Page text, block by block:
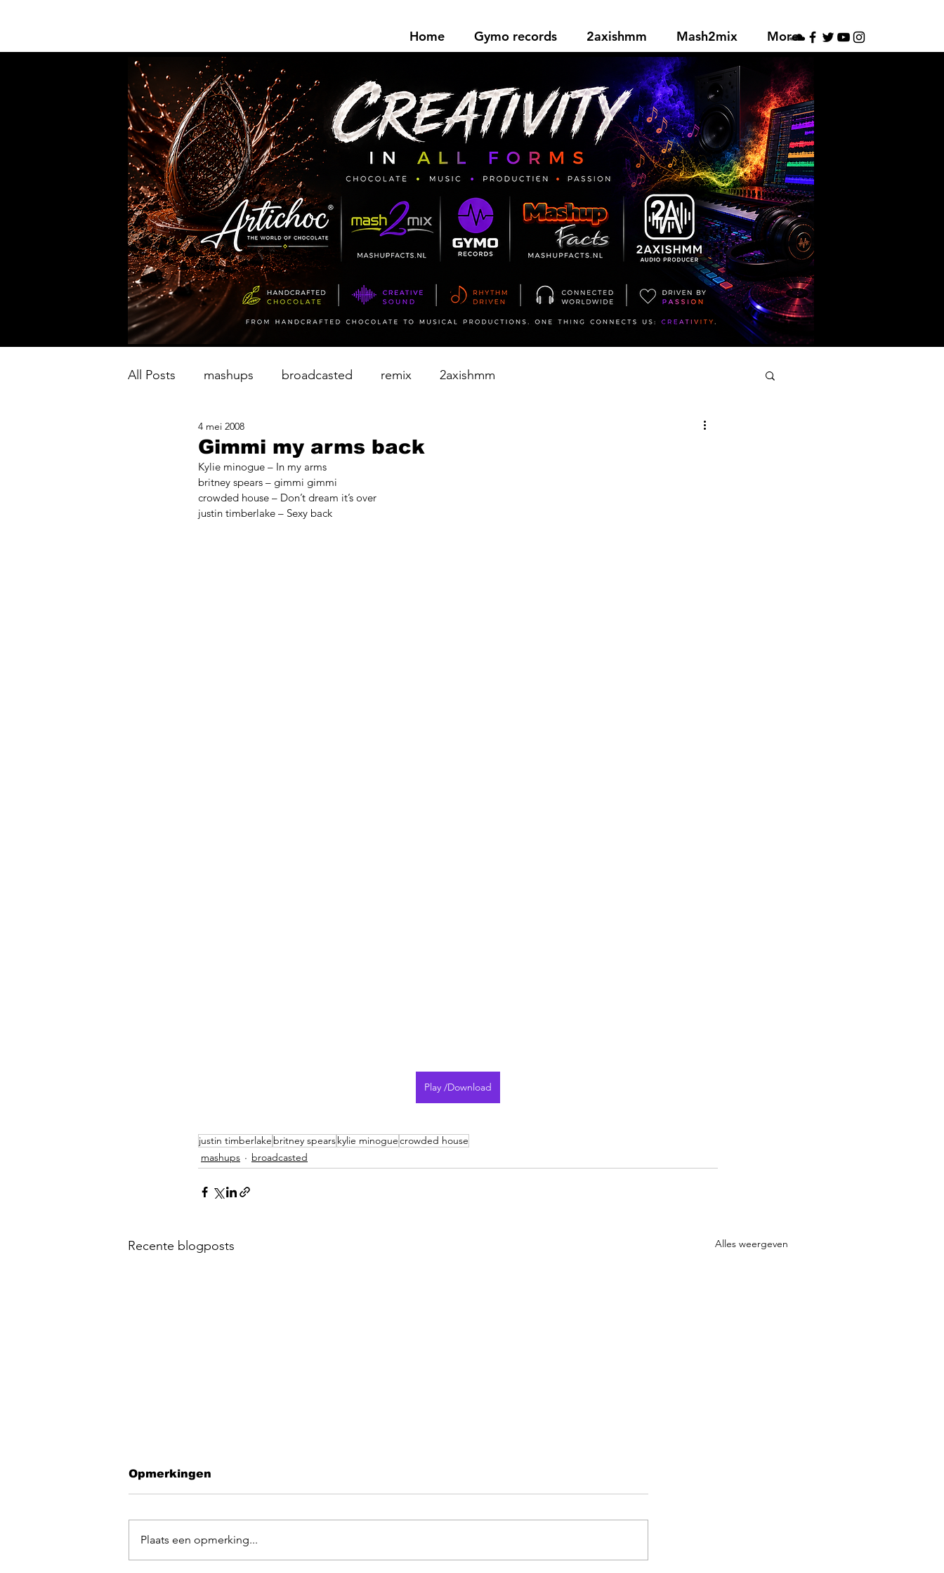
Home Gymo records 2axishmm Mash2mix More
All Posts mashups broadcasted remix 2axishmm
Gimmi my arms back
4 mei 2008
Kylie minogue – In my arms
britney spears – gimmi gimmi
crowded house – Don’t dream it’s over
justin timberlake – Sexy back
Play /Download
justin timberlake britney spearskylie minoguecrowded house
mashups
broadcasted
Recente blogposts Alles weergeven
Leave me alone Ed!
Opmerkingen
Plaats een opmerking...